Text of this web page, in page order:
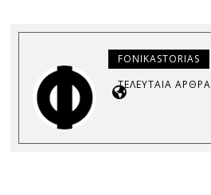
FONIKASTORIAS
ΤΕΛΕΥΤΑΊΑ ΆΡΘΡΑ